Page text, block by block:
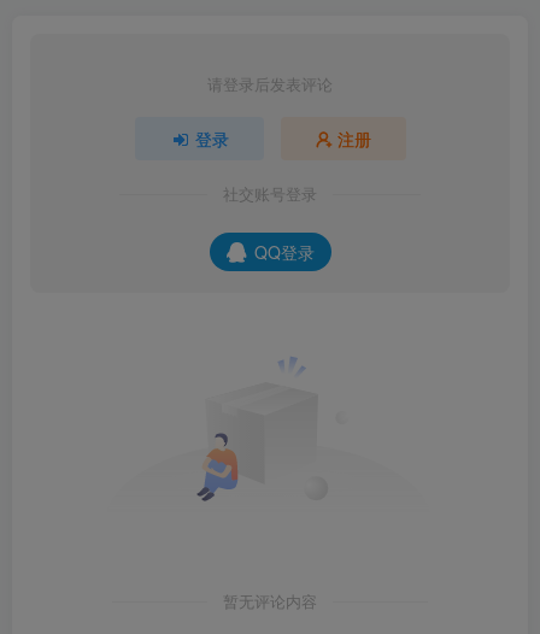
请登录后发表评论
登录 注册
社交账号登录
QQ登录
暂无评论内容